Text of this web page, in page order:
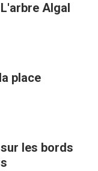
Algal
place
les bords